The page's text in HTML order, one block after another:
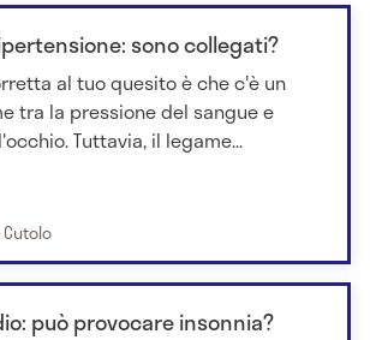
sono collegati?
al tuo quesito è che c'è un
tra la pressione del sangue e
Tuttavia, il legame...
può provocare insonnia?